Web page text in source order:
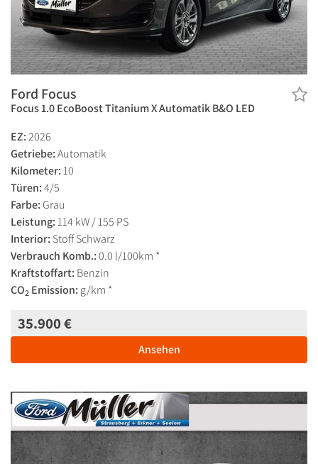
Ford Focus
Focus 1.0 EcoBoost Titanium X Automatik B&O LED
EZ:2026
Getriebe:Automatik
Kilometer: 10
Türen:4/5
Farbe: Grau
Leistung: 114 kW / 155 PS
Interior: Stoff Schwarz
Verbrauch Komb.:0.0 l/100km *
Kraftstoffart: Benzin
CO2 Emission: g/km *
35.900 €
Ansehen